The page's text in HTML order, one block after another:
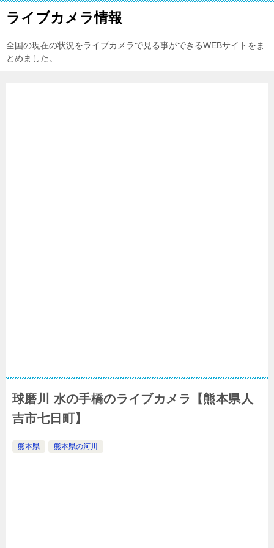
ライブカメラ情報
全国の現在の状況をライブカメラで見る事ができるWEBサイトをま
とめました。
球磨川 水の手橋のライブカメラ【熊本県人
吉市七日町】
熊本県 熊本県の河川